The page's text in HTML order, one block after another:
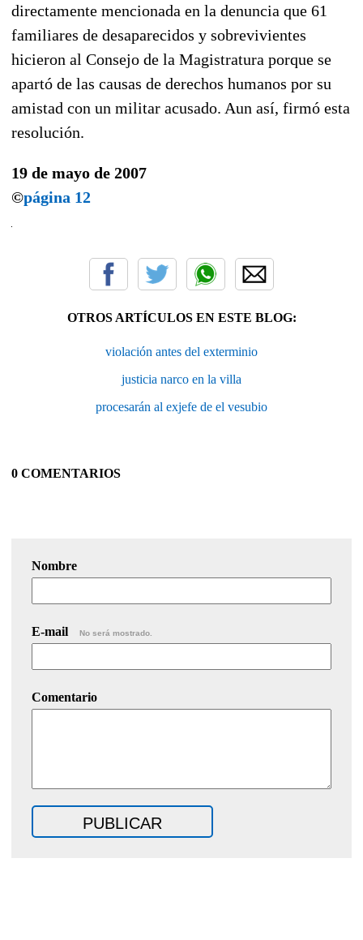
directamente mencionada en la denuncia que 61
familiares de desaparecidos y sobrevivientes
hicieron al Consejo de la Magistratura porque se
apartó de las causas de derechos humanos por su
amistad con un militar acusado. Aun así, firmó esta
resolución.
19 de mayo de 2007
©página 12
OTROS ARTÍCULOS EN ESTE BLOG:
violación antes del exterminio
justicia narco en la villa
procesarán al exjefe de el vesubio
0 COMENTARIOS
Nombre
E-mail No será mostrado.
Comentario